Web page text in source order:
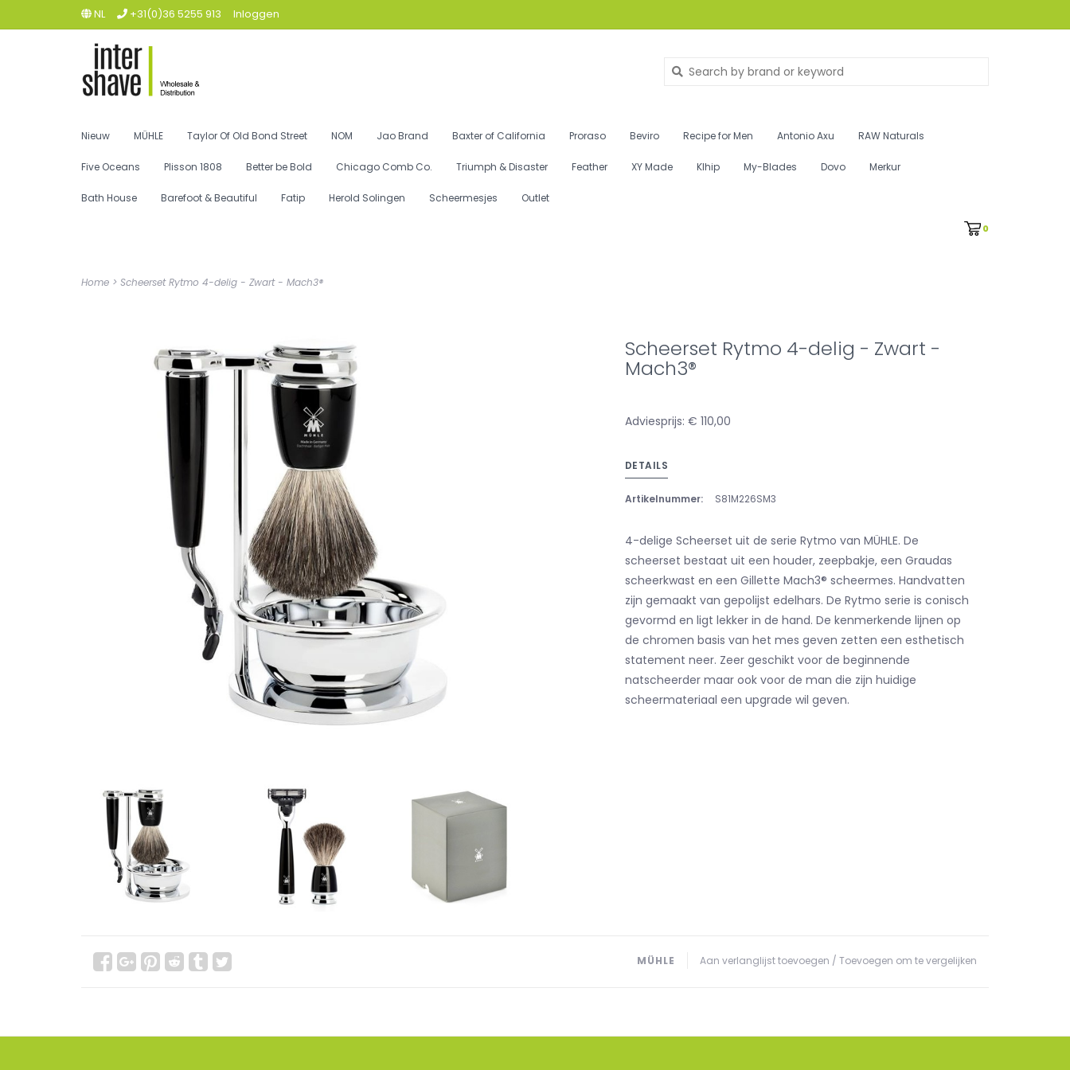
NL +31(0)36 5255 913 Inloggen
Nieuw MÜHLE Taylor Of Old Bond Street NOM Jao Brand Baxter of California Proraso Beviro Recipe for Men Antonio Axu RAW Naturals
Five Oceans Plisson 1808 Better be Bold Chicago Comb Co. Triumph & Disaster Feather XY Made Klhip My-Blades Dovo Merkur
Bath House Barefoot & Beautiful Fatip Herold Solingen Scheermesjes Outlet
0
Home > Scheerset Rytmo 4-delig - Zwart - Mach3®
Scheerset Rytmo 4-delig - Zwart -
Mach3®
Adviesprijs: € 110,00
DETAILS
Artikelnummer: S81M226SM3
4-delige Scheerset uit de serie Rytmo van MÜHLE. De
scheerset bestaat uit een houder, zeepbakje, een Graudas
scheerkwast en een Gillette Mach3® scheermes. Handvatten
zijn gemaakt van gepolijst edelhars. De Rytmo serie is conisch
gevormd en ligt lekker in de hand. De kenmerkende lijnen op
de chromen basis van het mes geven zetten een esthetisch
statement neer. Zeer geschikt voor de beginnende
natscheerder maar ook voor de man die zijn huidige
scheermateriaal een upgrade wil geven.
Aan verlanglijst toevoegen / Toevoegen om te vergelijken
MÜHLE